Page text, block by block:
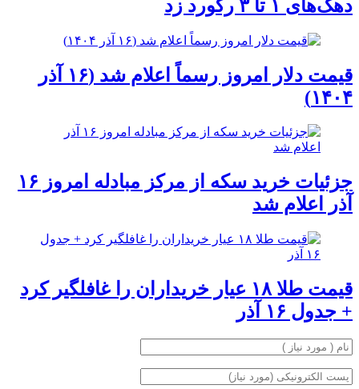
دهک‌های ۱ تا ۳ رکورد زد
قیمت دلار امروز رسماً اعلام شد (۱۶ آذر
۱۴۰۴)
جزئیات خرید سکه از مرکز مبادله امروز ۱۶
آذر اعلام شد
قیمت طلا ۱۸ عیار خریداران را غافلگیر کرد
+ جدول ۱۶ آذر